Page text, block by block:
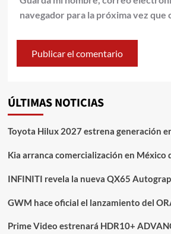
navegador para la próxima vez que
ÚLTIMAS NOTICIAS
Toyota Hilux 2027 estrena generación
Kia arranca comercialización en México
INFINITI revela la nueva QX65
GWM hace oficial el lanzamiento del
Prime Video estrenará HDR10+